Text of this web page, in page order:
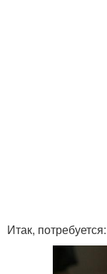
Итак, потребуется: